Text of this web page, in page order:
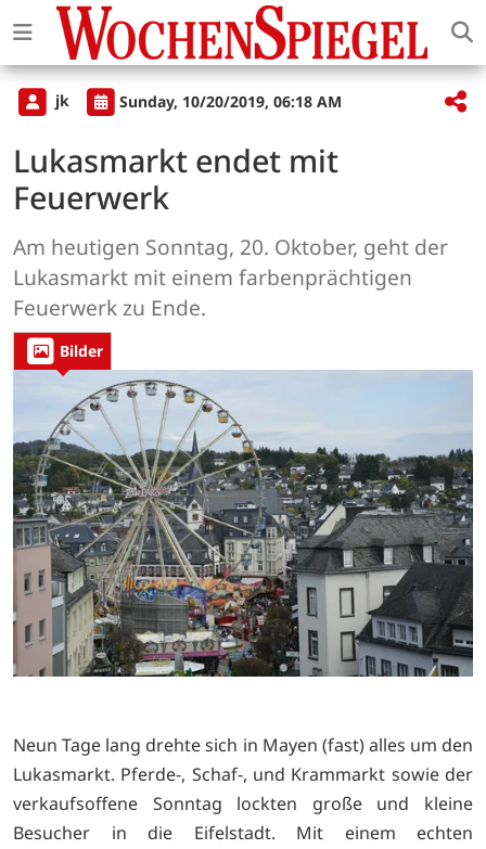
jk Sunday, 10/20/2019, 06:18 AM
Lukasmarkt endet mit
Feuerwerk
Am heutigen Sonntag, 20. Oktober, geht der
Lukasmarkt mit einem farbenprächtigen
Feuerwerk zu Ende.
Bilder
Neun Tage lang drehte sich in Mayen (fast) alles um den
Lukasmarkt. Pferde-, Schaf-, und Krammarkt sowie der
verkaufsoffene Sonntag lockten große und kleine
Besucher in die Eifelstadt. Mit einem echten